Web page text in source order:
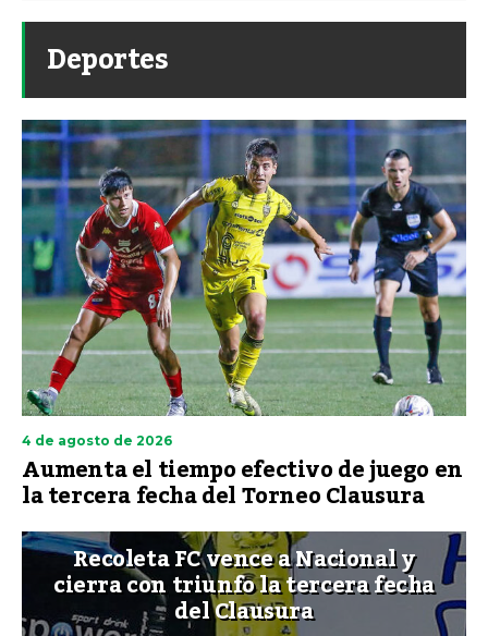
Deportes
4 de agosto de 2026
Aumenta el tiempo efectivo de juego en
la tercera fecha del Torneo Clausura
Recoleta FC vence a Nacional y
cierra con triunfo la tercera fecha
del Clausura